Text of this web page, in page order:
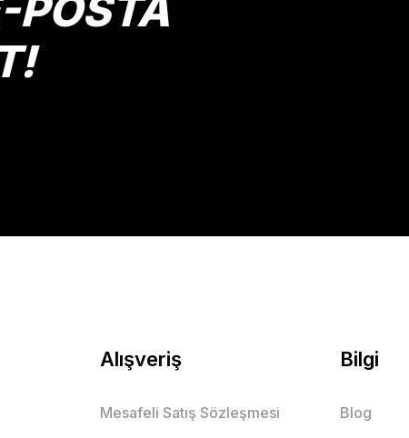
Alışveriş
Mesafeli Satış Sözleşmesi
Bilgi
Blog